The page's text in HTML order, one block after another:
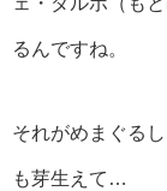
るんですね。
それがめまぐる
も芽生えて…